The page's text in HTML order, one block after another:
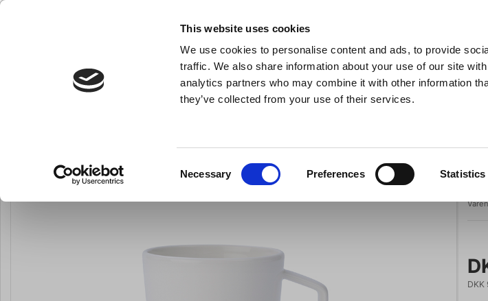
This website uses cookies
We use cookies to personalise content and ads, to provide
traffic. We also share information about your use of our site
analytics partners who may combine it with other information
they’ve collected from your use of their services.
Necessary Preferences Statistics
- Køkkenudstyr til professionelle og entusiaster
Køkkenredskaber Gryder & Pander Grill
LARSEN PRIS
DKK